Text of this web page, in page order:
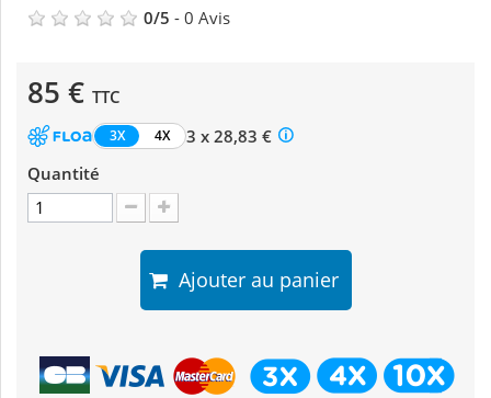
0/5 - 0 Avis
85 € TTC
3X 4X
3 x 28,83 €
Quantité
Ajouter au panier